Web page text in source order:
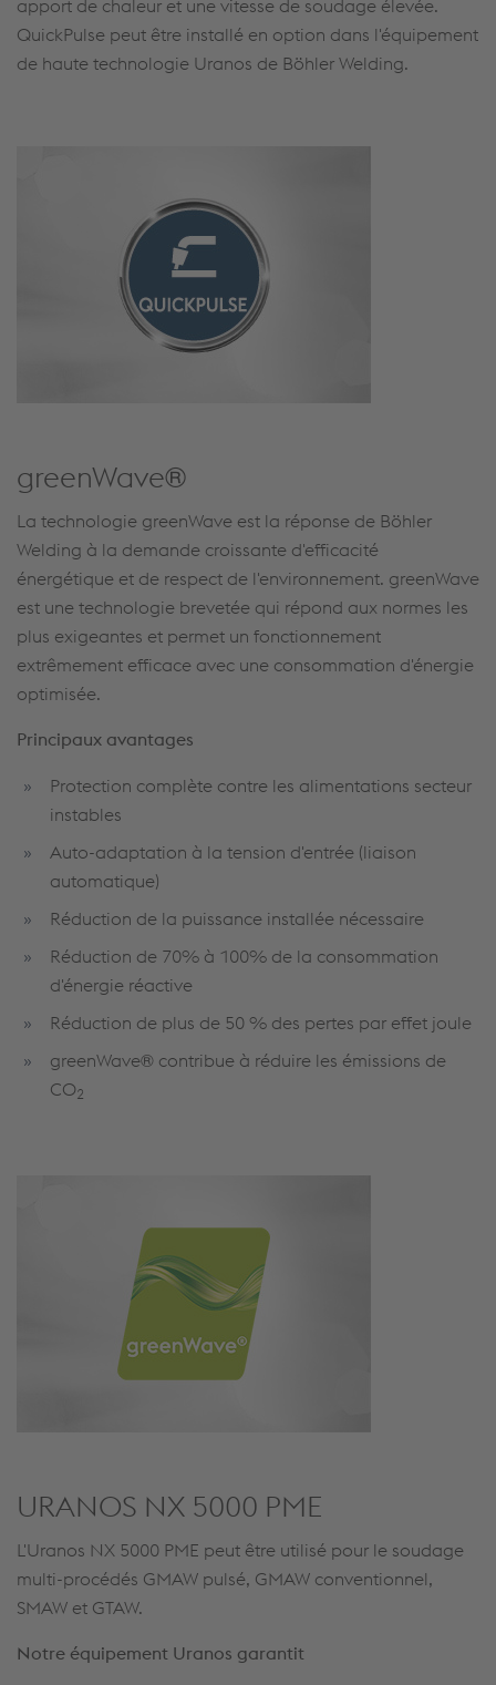
apport de chaleur et une vitesse de soudage élevée.
QuickPulse peut être installé en option dans l'équipement
de haute technologie Uranos de Böhler Welding.
greenWave®
La technologie greenWave est la réponse de Böhler
Welding à la demande croissante d'efficacité
énergétique et de respect de l'environnement. greenWave
est une technologie brevetée qui répond aux normes les
plus exigeantes et permet un fonctionnement
extrêmement efficace avec une consommation d'énergie
optimisée.
Principaux avantages
Protection complète contre les alimentations secteur
instables
Auto-adaptation à la tension d'entrée (liaison
automatique)
Réduction de la puissance installée nécessaire
Réduction de 70% à 100% de la consommation
d'énergie réactive
Réduction de plus de 50 % des pertes par effet joule
greenWave® contribue à réduire les émissions de
CO2
URANOS NX 5000 PME
L'Uranos NX 5000 PME peut être utilisé pour le soudage
multi-procédés GMAW pulsé, GMAW conventionnel,
SMAW et GTAW.
Notre équipement Uranos garantit